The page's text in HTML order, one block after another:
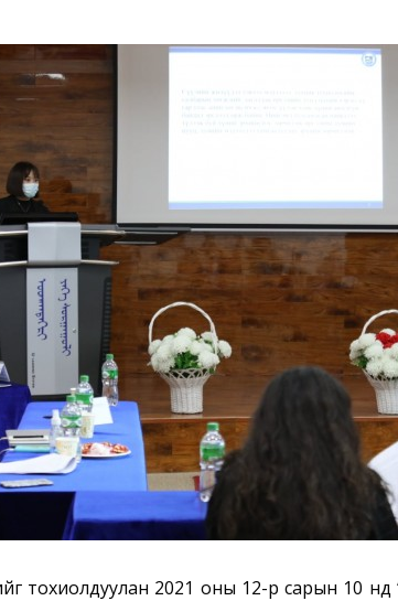
тохиолдуулан 2021 оны 12-р сарын 10